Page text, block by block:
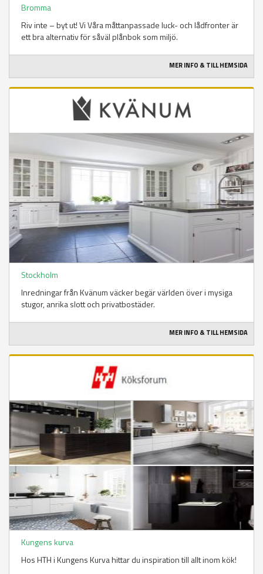
Bromma
Riv inte – byt ut! Vi Våra måttanpassade luck- och lådfronter är
ett bra alternativ för såväl plånbok som miljö.
MER INFO & TILL HEMSIDA
Stockholm
Inredningar från Kvänum väcker begär världen över i mysiga
stugor, anrika slott och privatbostäder.
MER INFO & TILL HEMSIDA
Kungens kurva
Hos HTH i Kungens Kurva hittar du inspiration till allt inom kök!